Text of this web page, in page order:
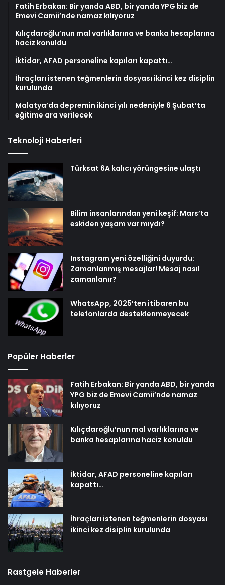
Fatih Erbakan: Bir yanda ABD, bir yanda YPG biz de
Emevi Camii’nde namaz kılıyoruz
Kılıçdaroğlu’nun mal varlıklarına ve banka hesaplarına
haciz konuldu
İktidar, AFAD personeline kapıları kapattı…
İhraçları istenen teğmenlerin dosyası ikinci kez disiplin
kurulunda
Malatya’da depremin ikinci yılı nedeniyle 6 Şubat’ta
eğitime ara verilecek
Teknoloji Haberleri
Türksat 6A kalıcı yörüngesine ulaştı
Bilim insanlarından yeni keşif: Mars’ta
eskiden yaşam var mıydı?
Instagram yeni özelliğini duyurdu:
Zamanlanmış mesajlar! Mesaj nasıl
zamanlanır?
WhatsApp, 2025’ten itibaren bu
telefonlarda desteklenmeyecek
Popüler Haberler
Fatih Erbakan: Bir yanda ABD, bir yanda
YPG biz de Emevi Camii’nde namaz
kılıyoruz
Kılıçdaroğlu’nun mal varlıklarına ve
banka hesaplarına haciz konuldu
İktidar, AFAD personeline kapıları
kapattı…
İhraçları istenen teğmenlerin dosyası
ikinci kez disiplin kurulunda
Rastgele Haberler